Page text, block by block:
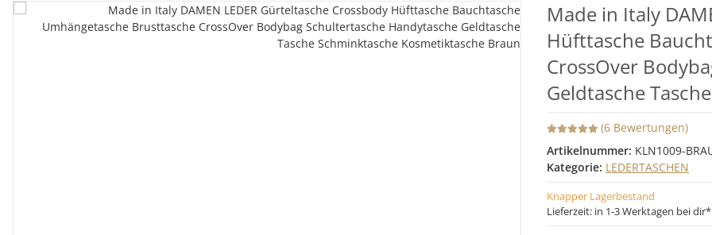
Made in Italy
Hüfttasche
CrossOver
Geldtasche
(6 Bewertungen)
Artikelnummer: KLN1009-
Kategorie: LEDERTASCHEN
Knapper Lagerbestand
Lieferzeit: in 1-3 Werktagen bei